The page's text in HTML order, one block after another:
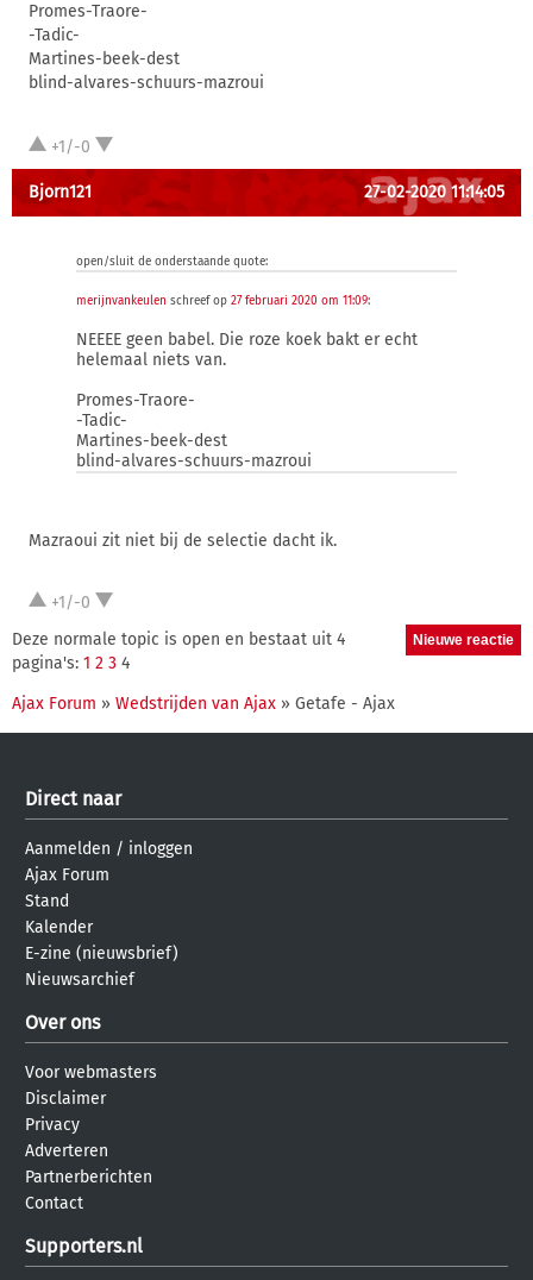
Promes-Traore-
-Tadic-
Martines-beek-dest
blind-alvares-schuurs-mazroui
+1/-0
Bjorn121 27-02-2020 11:14:05
open/sluit de onderstaande quote:
merijnvankeulen schreef op 27 februari 2020 om 11:09:
NEEEE geen babel. Die roze koek bakt er echt
helemaal niets van.
Promes-Traore-
-Tadic-
Martines-beek-dest
blind-alvares-schuurs-mazroui
Mazraoui zit niet bij de selectie dacht ik.
+1/-0
Deze normale topic is open en bestaat uit 4
pagina's: 1 2 3 4
Ajax Forum » Wedstrijden van Ajax » Getafe - Ajax
Direct naar
Aanmelden / inloggen
Ajax Forum
Stand
Kalender
E-zine (nieuwsbrief)
Nieuwsarchief
Over ons
Voor webmasters
Disclaimer
Privacy
Adverteren
Partnerberichten
Contact
Supporters.nl